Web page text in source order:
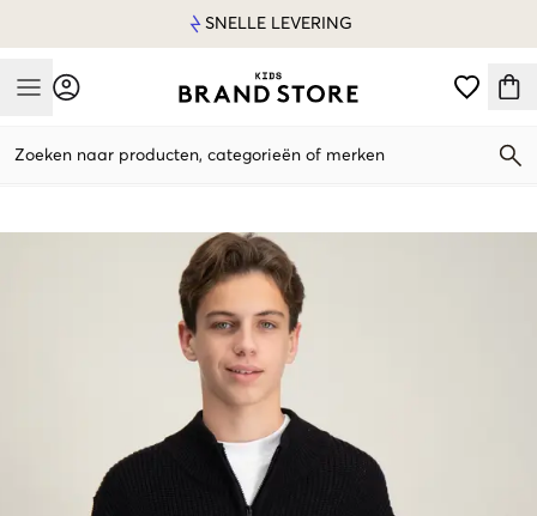
SNELLE LEVERING
Mobile Menu
Zoeken naar producten, categorieën of merken